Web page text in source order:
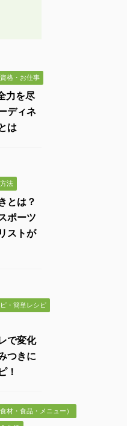
格・お仕事
力を尽
ディネ
は
法
とは？
ポーツ
ストが
・簡単レシピ
で変化
つきに
！
材・食品・メニュー）